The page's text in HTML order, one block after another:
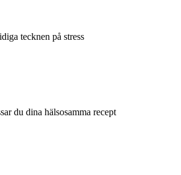
tecknen på stress
du dina hälsosamma recept